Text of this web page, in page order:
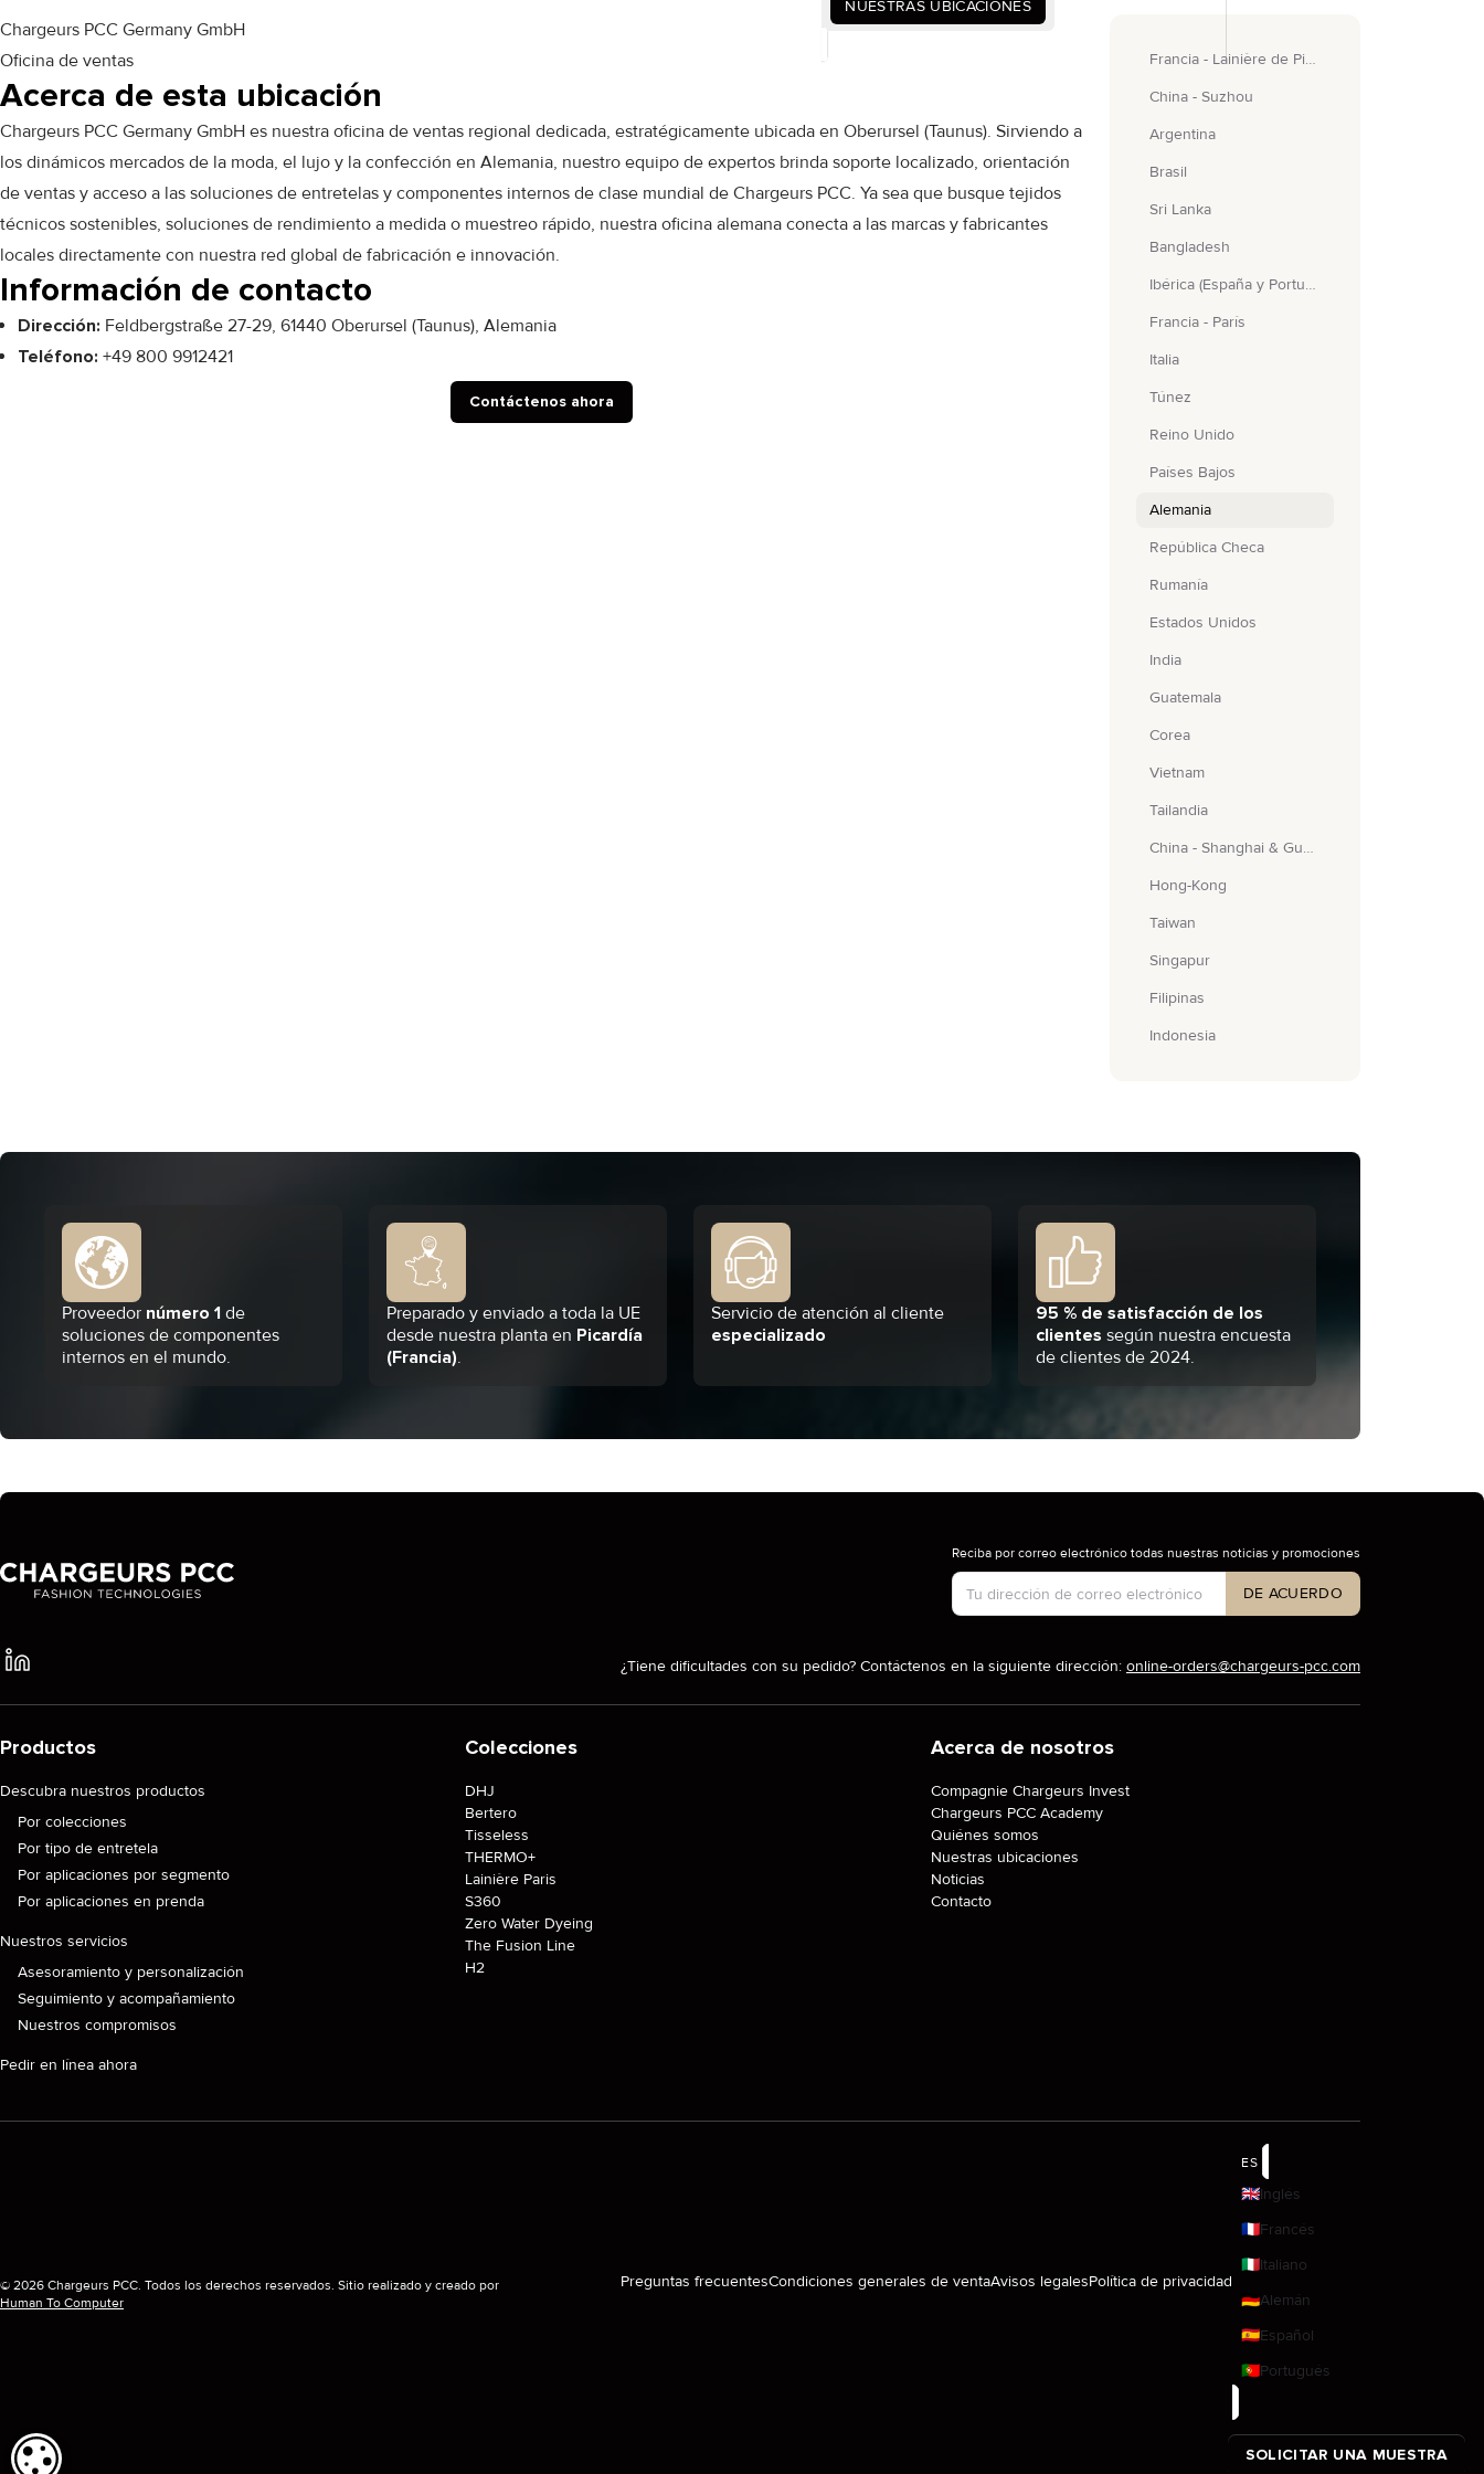
NUESTRAS UBICACIONES
Chargeurs PCC Germany GmbH
Oficina de ventas
Acerca de esta ubicación
Chargeurs PCC Germany GmbH es nuestra oficina de ventas regional dedicada, estratégicamente ubicada en Oberursel (Taunus). Sirviendo a
los dinámicos mercados de la moda, el lujo y la confección en Alemania, nuestro equipo de expertos brinda soporte localizado, orientación
de ventas y acceso a las soluciones de entretelas y componentes internos de clase mundial de Chargeurs PCC. Ya sea que busque tejidos
técnicos sostenibles, soluciones de rendimiento a medida o muestreo rápido, nuestra oficina alemana conecta a las marcas y fabricantes
locales directamente con nuestra red global de fabricación e innovación.
Información de contacto
Dirección: Feldbergstraße 27-29, 61440 Oberursel (Taunus), Alemania
Teléfono: +49 800 9912421
Contáctenos ahora
Francia - Lainière de Picardie
China - Suzhou
Argentina
Brasil
Sri Lanka
Bangladesh
Ibérica (España y Portugal)
Francia - París
Italia
Túnez
Reino Unido
Países Bajos
Alemania
República Checa
Rumanía
Estados Unidos
India
Guatemala
Corea
Vietnam
Tailandia
China - Shanghai & Guangzhou
Hong-Kong
Taiwan
Singapur
Filipinas
Indonesia
Proveedor número 1 de
soluciones de componentes
internos en el mundo.
Preparado y enviado a toda la UE
desde nuestra planta en Picardía
(Francia).
Servicio de atención al cliente
especializado
95 % de satisfacción de los
clientes según nuestra encuesta
de clientes de 2024.
Tipo de cuenta
Reciba por correo electrónico todas nuestras noticias y promociones
DE ACUERDO
¿Tiene dificultades con su pedido? Contáctenos en la siguiente dirección: online-orders@chargeurs-pcc.com
Productos
Descubra nuestros productos
Por colecciones
Por tipo de entretela
Por aplicaciones por segmento
Por aplicaciones en prenda
Nuestros servicios
Asesoramiento y personalización
Seguimiento y acompañamiento
Nuestros compromisos
Pedir en línea ahora
Colecciones
DHJ
Bertero
Tisseless
THERMO+
Lainière Paris
S360
Zero Water Dyeing
The Fusion Line
H2
Acerca de nosotros
Compagnie Chargeurs Invest
Chargeurs PCC Academy
Quiénes somos
Nuestras ubicaciones
Noticias
Contacto
© 2026 Chargeurs PCC. Todos los derechos reservados. Sitio realizado y creado por
Human To Computer
Preguntas frecuentesCondiciones generales de ventaAvisos legalesPolítica de privacidad
ES
🇬🇧Inglés
🇫🇷Francés
🇮🇹Italiano
🇩🇪Alemán
🇪🇸Español
🇵🇹Portugués
SOLICITAR UNA MUESTRA
CONFIGURACIÓN DE COOKIES